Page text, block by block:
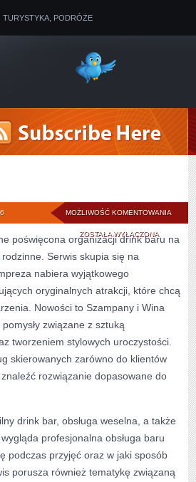
TURYSTYKA, PODRÓŻE
MOŻLIWOŚĆ KOMENTOWANIA DRINKI
ZOSTAŁA WYŁĄCZONA
poświęcona organizacji drink baru na
Serwis skupia się na
nabiera wyjątkowego
oryginalnych atrakcji, które chcą
Nowości to Szampany i Wina
związane z sztuką
tworzeniem stylowych uroczystości.
skierowanych zarówno do klientów
rozwiązanie dopasowane do
drink bar, obsługa weselna, a także
profesjonalna obsługa baru
podczas przyjęć oraz w jaki sposób
porusza również tematykę związaną